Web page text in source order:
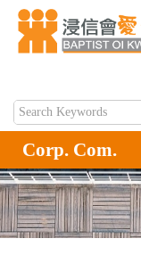
Corp. Com.